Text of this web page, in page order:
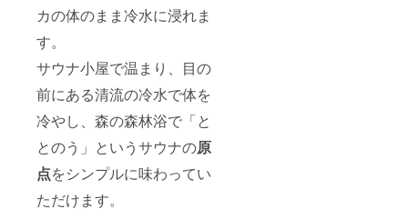
カの体のまま冷水に浸れま
す。
サウナ小屋で温まり、目の
前にある清流の冷水で体を
冷やし、森の森林浴で「と
とのう」というサウナの原
点をシンプルに味わってい
ただけます。